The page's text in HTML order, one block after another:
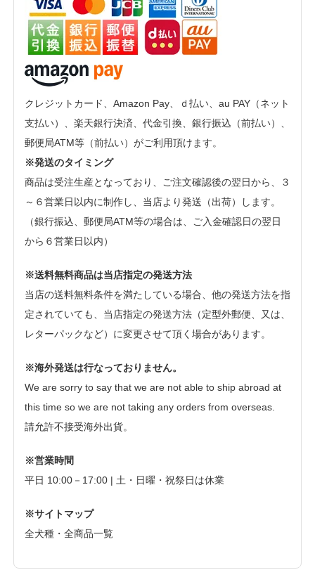
クレジットカード、Amazon Pay、ｄ払い、au PAY（ネット
支払い）、楽天銀行決済、代金引換、銀行振込（前払い）、
郵便局ATM等（前払い）がご利用頂けます。
※発送のタイミング
商品は受注生産となっており、ご注文確認後の翌日から、３
～６営業日以内に制作し、当店より発送（出荷）します。
（銀行振込、郵便局ATM等の場合は、ご入金確認日の翌日
から６営業日以内）
※送料無料商品は当店指定の発送方法
当店の送料無料条件を満たしている場合、他の発送方法を指
定されていても、当店指定の発送方法（定型外郵便、又は、
レターパックなど）に変更させて頂く場合があります。
※海外発送は行なっておりません。
We are sorry to say that we are not able to ship abroad at
this time so we are not taking any orders from overseas.
請允許不接受海外出貨。
※営業時間
平日 10:00－17:00 | 土・日曜・祝祭日は休業
※サイトマップ
全犬種・全商品一覧